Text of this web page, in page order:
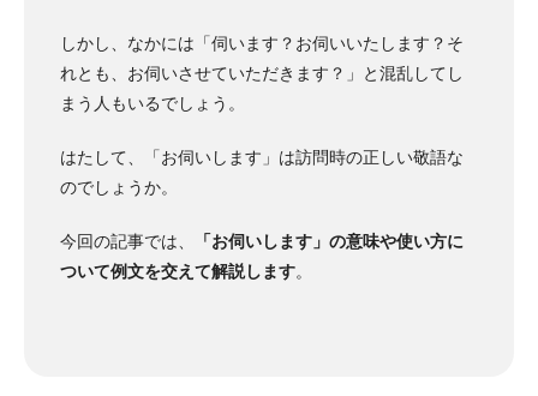
しかし、なかには「伺います？お伺いいたします？そ
れとも、お伺いさせていただきます？」と混乱してし
まう人もいるでしょう。
はたして、「お伺いします」は訪問時の正しい敬語な
のでしょうか。
今回の記事では、
「お伺いします」の意味や使い方に
ついて例文を交えて解説します。